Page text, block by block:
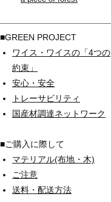
■GREEN PROJECT
ワイス・ワイスの「4つの
約束」
安心・安全
トレーサビリティ
国産材調達ネットワーク
■ご購入に際して
マテリアル(布地・木)
ご注意
送料・配送方法